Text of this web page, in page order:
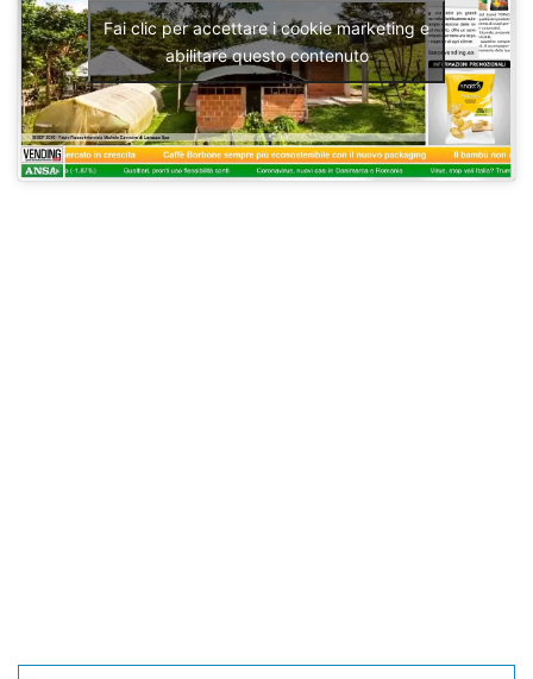
Fai clic per accettare i cookie marketing e
abilitare questo contenuto